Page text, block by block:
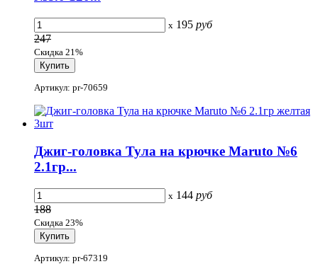
x 195 руб
247
Скидка 21%
Артикул: pr-70659
Джиг-головка Тула на крючке Maruto №6
2.1гр...
x 144 руб
188
Скидка 23%
Артикул: pr-67319